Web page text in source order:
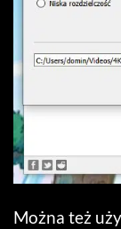
Można też